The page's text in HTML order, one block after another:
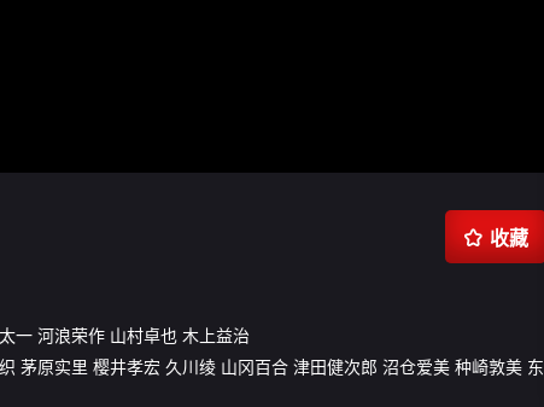
 收藏
一 河浪荣作 山村卓也 木上益治
茅原实里 樱井孝宏 久川绫 山冈百合 津田健次郎 沼仓爱美 种崎敦美 东